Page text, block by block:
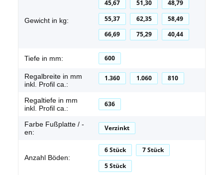
Gewicht in kg:
45,67 51,30
48,79
55,37
62,35
58,49
66,69
75,29 40,44
Tiefe in mm: 600
Regalbreite in mm
inkl. Profil ca.:
1.360 1.060 810
Regaltiefe in mm
inkl. Profil ca.:
636
Farbe Fußplatte / -
en:
Verzinkt
Anzahl Böden:
6 Stück
7 Stück
5 Stück